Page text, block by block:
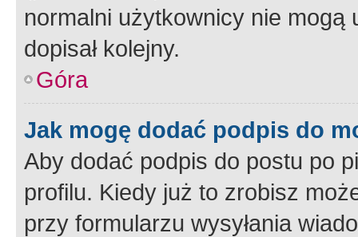
normalni użytkownicy nie
dopisał kolejny.
Góra
Jak mogę dodać podpis do
Aby dodać podpis do postu po
profilu. Kiedy już to zrobisz
przy formularzu wysyłania